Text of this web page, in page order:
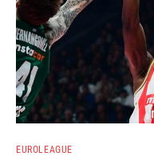
EUROLEAGUE